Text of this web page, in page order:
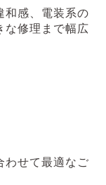
和感、電装系の
な修理まで幅広
わせて最適なご